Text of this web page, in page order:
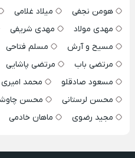
هومن نجفی
میلاد غلامی
مهدی مولاد
مهدی شریفی
مسیح و آرش
مسلم فتاحی
مرتضی باب
مرتضی پاشایی
مسعود صادقلو
محمد امیری
محسن لرستانی
محسن
مجید رضوی
ماهان خادمی